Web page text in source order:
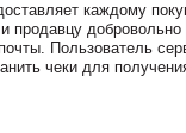
каждому
продавцу
Пользователь
чеки для